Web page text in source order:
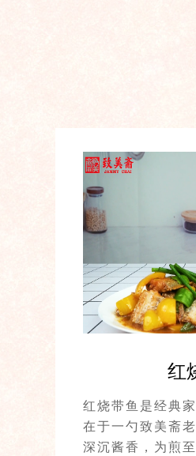
红
红烧带鱼是经典
在于一勺致美斋
深沉酱香，为煎